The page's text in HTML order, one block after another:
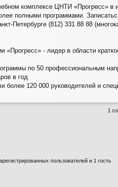
комплексе ЦНТИ «Прогресс» в
полными программами.
Петербурге (812) 331 88 88
«Прогресс» - лидер в области
по 50 профессиональным
в год
120 000 руководителей и
1
пользователей и 1 гость